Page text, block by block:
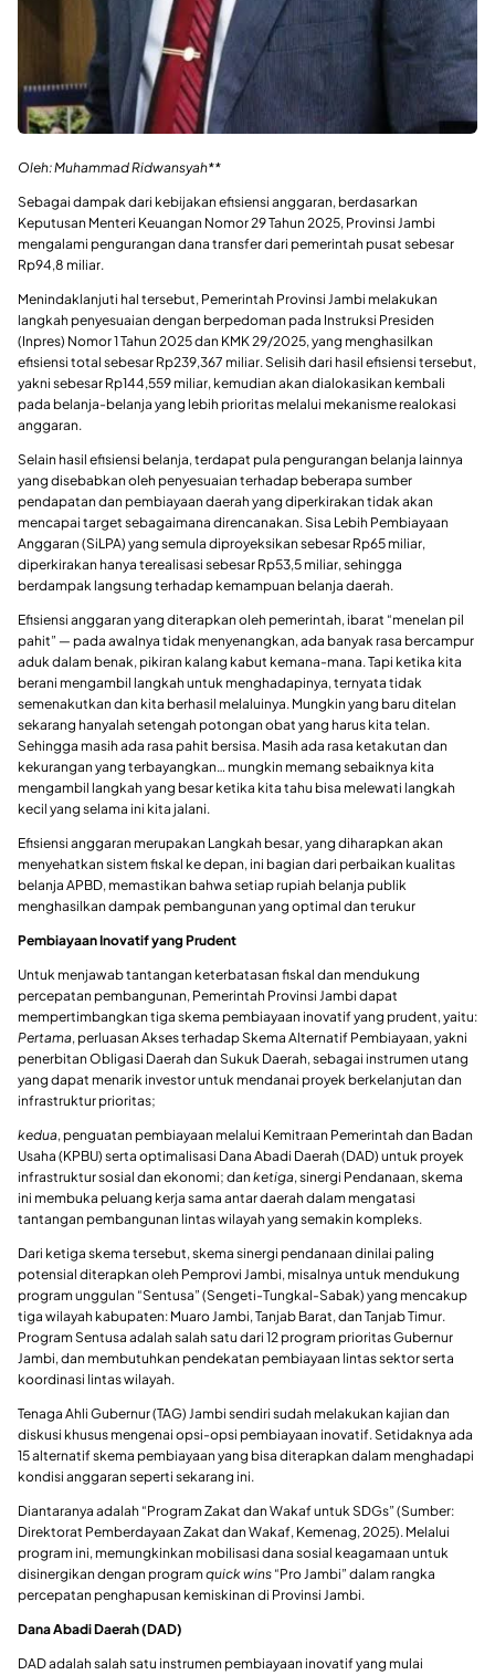
Oleh: Muhammad Ridwansyah**
Sebagai dampak dari kebijakan efisiensi anggaran, berdasarkan
Keputusan Menteri Keuangan Nomor 29 Tahun 2025, Provinsi Jambi
mengalami pengurangan dana transfer dari pemerintah pusat sebesar
Rp94,8 miliar.
Menindaklanjuti hal tersebut, Pemerintah Provinsi Jambi melakukan
langkah penyesuaian dengan berpedoman pada Instruksi Presiden
(Inpres) Nomor 1 Tahun 2025 dan KMK 29/2025, yang menghasilkan
efisiensi total sebesar Rp239,367 miliar. Selisih dari hasil efisiensi tersebut,
yakni sebesar Rp144,559 miliar, kemudian akan dialokasikan kembali
pada belanja-belanja yang lebih prioritas melalui mekanisme realokasi
anggaran.
Selain hasil efisiensi belanja, terdapat pula pengurangan belanja lainnya
yang disebabkan oleh penyesuaian terhadap beberapa sumber
pendapatan dan pembiayaan daerah yang diperkirakan tidak akan
mencapai target sebagaimana direncanakan. Sisa Lebih Pembiayaan
Anggaran (SiLPA) yang semula diproyeksikan sebesar Rp65 miliar,
diperkirakan hanya terealisasi sebesar Rp53,5 miliar, sehingga
berdampak langsung terhadap kemampuan belanja daerah.
Efisiensi anggaran yang diterapkan oleh pemerintah, ibarat “menelan pil
pahit” — pada awalnya tidak menyenangkan, ada banyak rasa bercampur
aduk dalam benak, pikiran kalang kabut kemana-mana. Tapi ketika kita
berani mengambil langkah untuk menghadapinya, ternyata tidak
semenakutkan dan kita berhasil melaluinya. Mungkin yang baru ditelan
sekarang hanyalah setengah potongan obat yang harus kita telan.
Sehingga masih ada rasa pahit bersisa. Masih ada rasa ketakutan dan
kekurangan yang terbayangkan… mungkin memang sebaiknya kita
mengambil langkah yang besar ketika kita tahu bisa melewati langkah
kecil yang selama ini kita jalani.
Efisiensi anggaran merupakan Langkah besar, yang diharapkan akan
menyehatkan sistem fiskal ke depan, ini bagian dari perbaikan kualitas
belanja APBD, memastikan bahwa setiap rupiah belanja publik
menghasilkan dampak pembangunan yang optimal dan terukur
Pembiayaan Inovatif yang Prudent
Untuk menjawab tantangan keterbatasan fiskal dan mendukung
percepatan pembangunan, Pemerintah Provinsi Jambi dapat
mempertimbangkan tiga skema pembiayaan inovatif yang prudent, yaitu:
Pertama, perluasan Akses terhadap Skema Alternatif Pembiayaan, yakni
penerbitan Obligasi Daerah dan Sukuk Daerah, sebagai instrumen utang
yang dapat menarik investor untuk mendanai proyek berkelanjutan dan
infrastruktur prioritas;
kedua, penguatan pembiayaan melalui Kemitraan Pemerintah dan Badan
Usaha (KPBU) serta optimalisasi Dana Abadi Daerah (DAD) untuk proyek
infrastruktur sosial dan ekonomi; dan ketiga, sinergi Pendanaan, skema
ini membuka peluang kerja sama antar daerah dalam mengatasi
tantangan pembangunan lintas wilayah yang semakin kompleks.
Dari ketiga skema tersebut, skema sinergi pendanaan dinilai paling
potensial diterapkan oleh Pemprovi Jambi, misalnya untuk mendukung
program unggulan “Sentusa” (Sengeti-Tungkal-Sabak) yang mencakup
tiga wilayah kabupaten: Muaro Jambi, Tanjab Barat, dan Tanjab Timur.
Program Sentusa adalah salah satu dari 12 program prioritas Gubernur
Jambi, dan membutuhkan pendekatan pembiayaan lintas sektor serta
koordinasi lintas wilayah.
Tenaga Ahli Gubernur (TAG) Jambi sendiri sudah melakukan kajian dan
diskusi khusus mengenai opsi-opsi pembiayaan inovatif. Setidaknya ada
15 alternatif skema pembiayaan yang bisa diterapkan dalam menghadapi
kondisi anggaran seperti sekarang ini.
Diantaranya adalah “Program Zakat dan Wakaf untuk SDGs” (Sumber:
Direktorat Pemberdayaan Zakat dan Wakaf, Kemenag, 2025). Melalui
program ini, memungkinkan mobilisasi dana sosial keagamaan untuk
disinergikan dengan programquick wins “Pro Jambi” dalam rangka
percepatan penghapusan kemiskinan di Provinsi Jambi.
Dana Abadi Daerah (DAD)
DAD adalah salah satu instrumen pembiayaan inovatif yang mulai